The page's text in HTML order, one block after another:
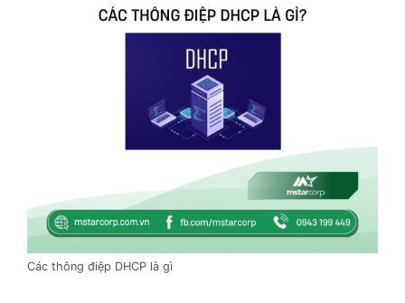
Các thông điệp DHCP là gì